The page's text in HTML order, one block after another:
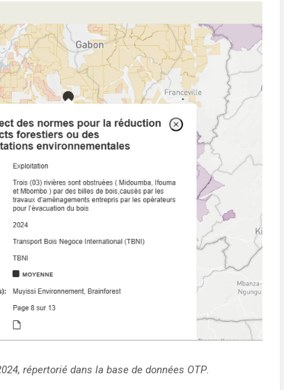
répertorié dans la base de données OTP.